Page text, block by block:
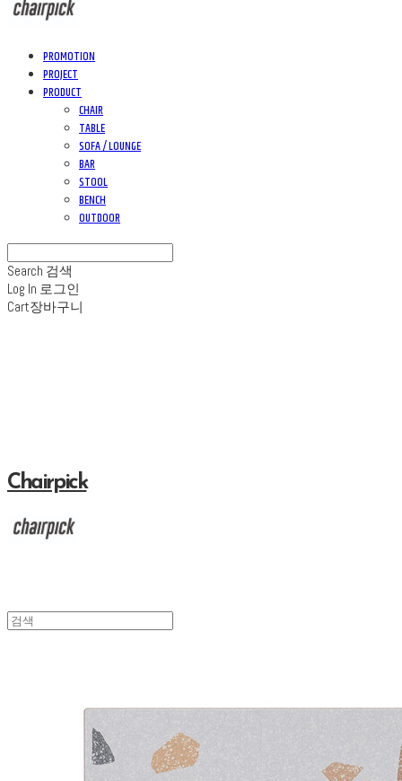
PROMOTION
PROJECT
PRODUCT
CHAIR
TABLE
SOFA / LOUNGE
BAR
STOOL
BENCH
OUTDOOR
Search 검색
Log In 로그인
Cart장바구니
Chairpick